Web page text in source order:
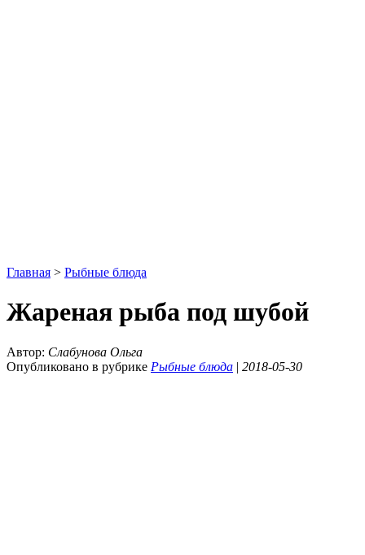
Главная > Рыбные блюда
Жареная рыба под шубой
Автор: Слабунова Ольга
Опубликовано в рубрике Рыбные блюда | 2018-05-30